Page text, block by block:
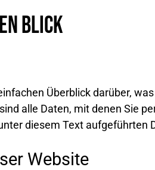
Blick
Überblick darüber,
alle Daten, mit denen Sie
diesem Text aufgeführten
Website